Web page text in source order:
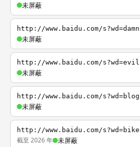
未屏蔽
http://www.baidu.com/s?wd=damn
未屏蔽
http://www.baidu.com/s?wd=evil
未屏蔽
http://www.baidu.com/s?wd=blog
未屏蔽
http://www.baidu.com/s?wd=bike
截至 2026 年 未屏蔽